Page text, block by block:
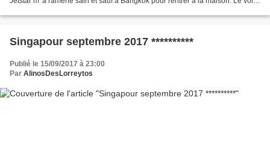
Singapour septembre 2017 **********
Publié le 15/09/2017 à 23:00
Par AlinosDesLorreytos